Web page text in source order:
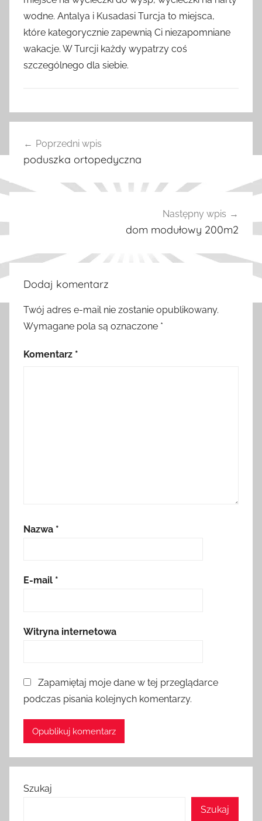
wodne. Antalya i Kusadasi Turcja to miejsca,
które kategorycznie zapewnią Ci niezapomniane
wakacje. W Turcji każdy wypatrzy coś
szczególnego dla siebie.
W
s
wpisu
Poprzedni wpis
poduszka ortopedyczna
Następny wpis
dom modułowy 200m2
Dodaj komentarz
Twój adres e-mail nie zostanie opublikowany.
Wymagane pola są oznaczone *
Komentarz *
Nazwa *
E-mail *
Witryna internetowa
Zapamiętaj moje dane w tej przeglądarce
podczas pisania kolejnych komentarzy.
Szukaj
Szukaj